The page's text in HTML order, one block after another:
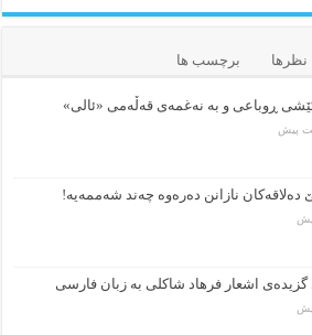
نظرها برچسب ها
ڕوباعی و به نەغمەی قەڵەمی «ئالی»
دەلاقەکان نازانن دەرەوە چەند شەممەیە!
اشعار فرهاد شاکلی به زبان فارسی